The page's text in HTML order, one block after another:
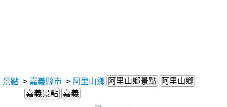
景點 > 嘉義縣市 > 阿里山鄉 阿里山鄉景點
阿里山鄉
嘉義景點 嘉義